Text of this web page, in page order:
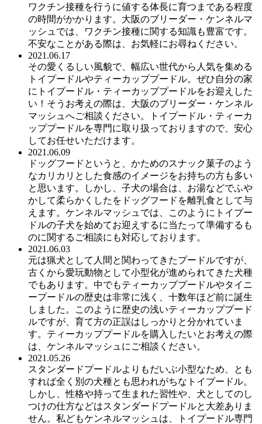
ワクチン接種を行うに値する体長に育つまである程度
の時間がかかります。大阪のブリーダー・ケンネルマ
ッシュでは、ワクチン接種に関する知識も豊富です。
不安なことがある際は、お気軽にお尋ねください。
2021.06.17
その愛くるしい風貌で、幅広い世代から人気を集める
トイプードルやティーカッププードル。ぜひ自分の家
にトイプードル・ティーカッププードルをお迎えした
い！そうお考えの際は、大阪のブリーダー・ケンネル
マッシュへご相談ください。トイプードル・ティーカ
ッププードルを専門に取り扱っておりますので、安心
してお任せいただけます。
2021.06.09
ドッグフードというと、かためのスナック菓子のよう
なカリカリとした食感のイメージをお持ちの方も多い
と思います。しかし、子犬の場合は、お湯などでふや
かして柔らかくしたをドッグフードを離乳食として与
えます。ケンネルマッシュでは、このようにトイプー
ドルの子犬を始めてお迎えするに当たって準備するも
のに関するご相談にも対応しております。
2021.06.03
元は猟犬として人間と関わってきたプードルですが、
古くから愛玩動物として小型化が進められてきた犬種
でもあります。中でもティーカッププードルやタイニ
ープードルの歴史は非常に浅く、十数年ほど前に誕生
しました。このように歴史の浅いティーカッププード
ルですが、育て方の正誤はしっかりと分かれていま
す。ティーカッププードルを購入したいとお考えの際
は、ケンネルマッシュにご相談ください。
2021.05.26
スタンダードプードルよりもだいぶ小型なため、とも
すれば全く別の犬種とも思われがちなトイプードル。
しかし、性格や持って生まれた習性や、犬としてのし
つけの仕方などはスタンダードプードルと大差ありま
せん。私どもケンネルマッシュは、トイプードル専門